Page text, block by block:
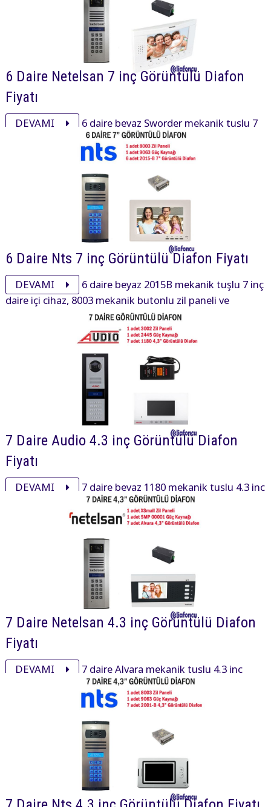
6 Daire Netelsan 7 inç Görüntülü Diafon
Fiyatı
DEVAMI
6 daire beyaz Sworder mekanik tuşlu 7
inç daire içi cihaz, xsmall mekanik tuşlu zil paneli ve
aksesuarı ile görüntülü diafon paketi 25260₺ dir.
6 Daire Nts 7 inç Görüntülü Diafon Fiyatı
DEVAMI
6 daire beyaz 2015B mekanik tuşlu 7 inç
daire içi cihaz, 8003 mekanik butonlu zil paneli ve
aksesuarı ile görüntülü diafon paketi 17525₺ dir.
7 Daire Audio 4.3 inç Görüntülü Diafon
Fiyatı
DEVAMI
7 daire beyaz 1180 mekanik tuşlu 4.3 inç
daire içi cihaz, 3002 mekanik tuşlu zil paneli ve aksesuarı
ile görüntülü diafon paketi 20830₺ dir.
7 Daire Netelsan 4.3 inç Görüntülü Diafon
Fiyatı
DEVAMI
7 daire Alvara mekanik tuşlu 4.3 inç
daire içi cihaz, xsmall mekanik tuşlu zil paneli ve
aksesuarı ile görüntülü diafon paketi 22200₺ dir.